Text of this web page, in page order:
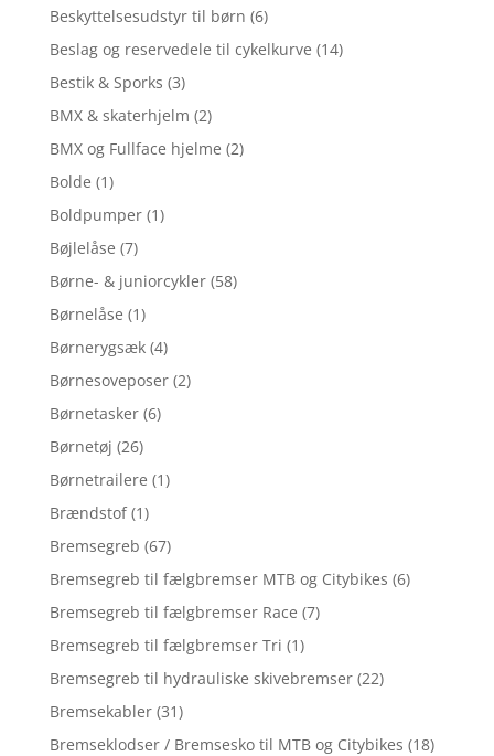
Beskyttelsesudstyr til børn (6)
Beslag og reservedele til cykelkurve (14)
Bestik & Sporks (3)
BMX & skaterhjelm (2)
BMX og Fullface hjelme (2)
Bolde (1)
Boldpumper (1)
Bøjlelåse (7)
Børne- & juniorcykler (58)
Børnelåse (1)
Børnerygsæk (4)
Børnesoveposer (2)
Børnetasker (6)
Børnetøj (26)
Børnetrailere (1)
Brændstof (1)
Bremsegreb (67)
Bremsegreb til fælgbremser MTB og Citybikes (6)
Bremsegreb til fælgbremser Race (7)
Bremsegreb til fælgbremser Tri (1)
Bremsegreb til hydrauliske skivebremser (22)
Bremsekabler (31)
Bremseklodser / Bremsesko til MTB og Citybikes (18)